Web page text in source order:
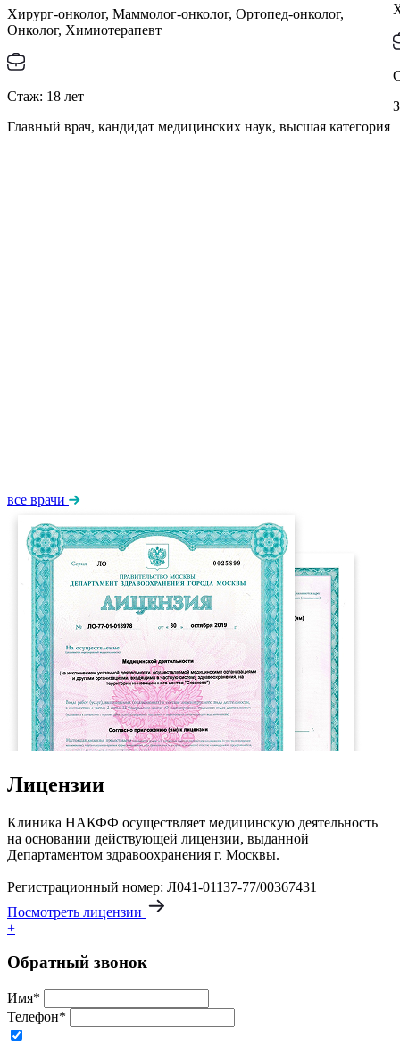
Хирург-онколог, Маммолог-онколог, Ортопед-онколог,
Онколог, Химиотерапевт
Стаж: 18 лет
Главный врач, кандидат медицинских наук, высшая категория
все врачи
Лицензии
Клиника НАКФФ осуществляет медицинскую деятельность
на основании действующей лицензии, выданной
Департаментом здравоохранения г. Москвы.
Регистрационный номер: Л041-01137-77/00367431
Посмотреть лицензии
+
Обратный звонок
Имя*
Телефон*